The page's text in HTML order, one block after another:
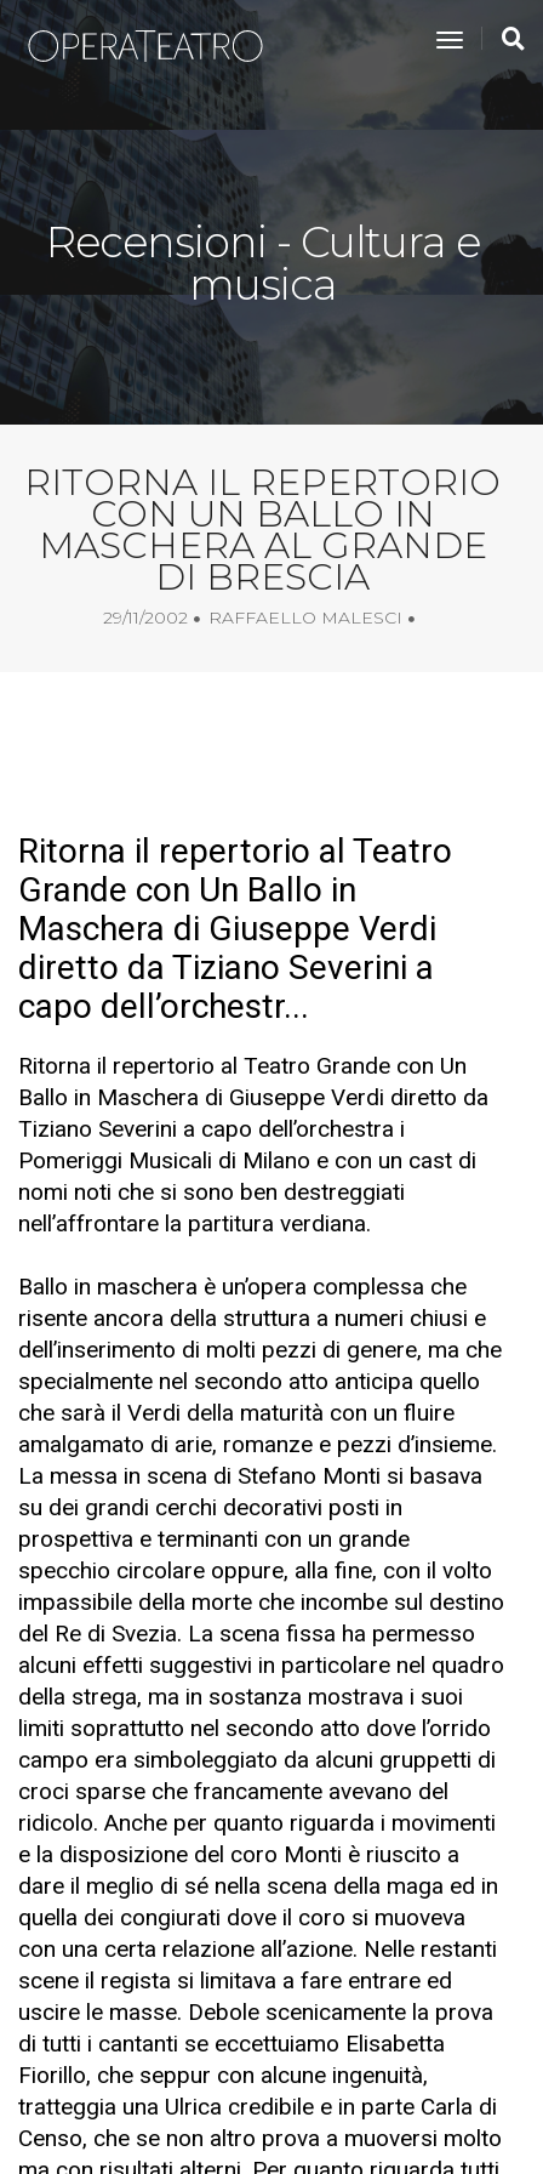
toggle
Recensioni - Cultura e
musica
RITORNA IL REPERTORIO
CON UN BALLO IN
MASCHERA AL GRANDE
DI BRESCIA
29/11/2002 RAFFAELLO MALESCI
Ritorna il repertorio al Teatro
Grande con Un Ballo in
Maschera di Giuseppe Verdi
diretto da Tiziano Severini a
capo dell’orchestr...
Ritorna il repertorio al Teatro Grande con Un
Ballo in Maschera di Giuseppe Verdi diretto da
Tiziano Severini a capo dell’orchestra i
Pomeriggi Musicali di Milano e con un cast di
nomi noti che si sono ben destreggiati
nell’affrontare la partitura verdiana.
Ballo in maschera è un’opera complessa che
risente ancora della struttura a numeri chiusi e
dell’inserimento di molti pezzi di genere, ma che
specialmente nel secondo atto anticipa quello
che sarà il Verdi della maturità con un fluire
amalgamato di arie, romanze e pezzi d’insieme.
La messa in scena di Stefano Monti si basava
su dei grandi cerchi decorativi posti in
prospettiva e terminanti con un grande
specchio circolare oppure, alla fine, con il volto
impassibile della morte che incombe sul destino
del Re di Svezia. La scena fissa ha permesso
alcuni effetti suggestivi in particolare nel quadro
della strega, ma in sostanza mostrava i suoi
limiti soprattutto nel secondo atto dove l’orrido
campo era simboleggiato da alcuni gruppetti di
croci sparse che francamente avevano del
ridicolo. Anche per quanto riguarda i movimenti
e la disposizione del coro Monti è riuscito a
dare il meglio di sé nella scena della maga ed in
quella dei congiurati dove il coro si muoveva
con una certa relazione all’azione. Nelle restanti
scene il regista si limitava a fare entrare ed
uscire le masse. Debole scenicamente la prova
di tutti i cantanti se eccettuiamo Elisabetta
Fiorillo, che seppur con alcune ingenuità,
tratteggia una Ulrica credibile e in parte Carla di
Censo, che se non altro prova a muoversi molto